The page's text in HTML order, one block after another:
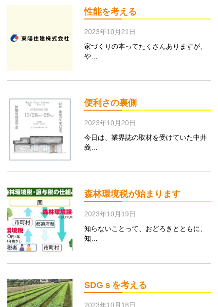
性能を考える
2023年10月21日
家づくりの本ってたくさんありますが、
や…
便利さの裏側
2023年10月20日
今日は、業界誌の取材を受けていた中井
義…
森林環境税が始まります
2023年10月19日
知らないことって、おどろきとともに、
知…
SDGｓを考える
2023年10月18日